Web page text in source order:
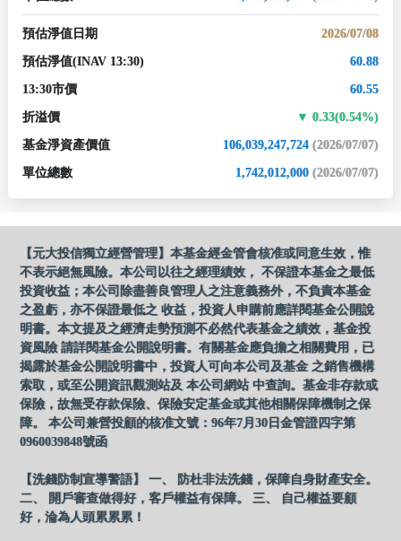
預估淨值日期 2026/07/08
預估淨值(INAV 13:30) 60.88
13:30市價 60.55
折溢價 0.33(0.54%)
基金淨資產價值 106,039,247,724 (2026/07/07)
單位總數 1,742,012,000 (2026/07/07)
【元大投信獨立經營管理】本基金經金管會核准或同意生效，惟
不表示絕無風險。本公司以往之經理績效， 不保證本基金之最低
投資收益；本公司除盡善良管理人之注意義務外，不負責本基金
之盈虧，亦不保證最低之 收益，投資人申購前應詳閱基金公開說
明書。本文提及之經濟走勢預測不必然代表基金之績效，基金投
資風險 請詳閱基金公開說明書。有關基金應負擔之相關費用，已
揭露於基金公開說明書中，投資人可向本公司及基金 之銷售機構
索取，或至公開資訊觀測站及 本公司網站 中查詢。基金非存款或
保險，故無受存款保險、保險安定基金或其他相關保障機制之保
障。 本公司兼營投顧的核准文號：96年7月30日金管證四字第
0960039848號函
【洗錢防制宣導警語】 一、 防杜非法洗錢，保障自身財產安全。
二、 開戶審查做得好，客戶權益有保障。 三、 自己權益要顧
好，淪為人頭累累累！